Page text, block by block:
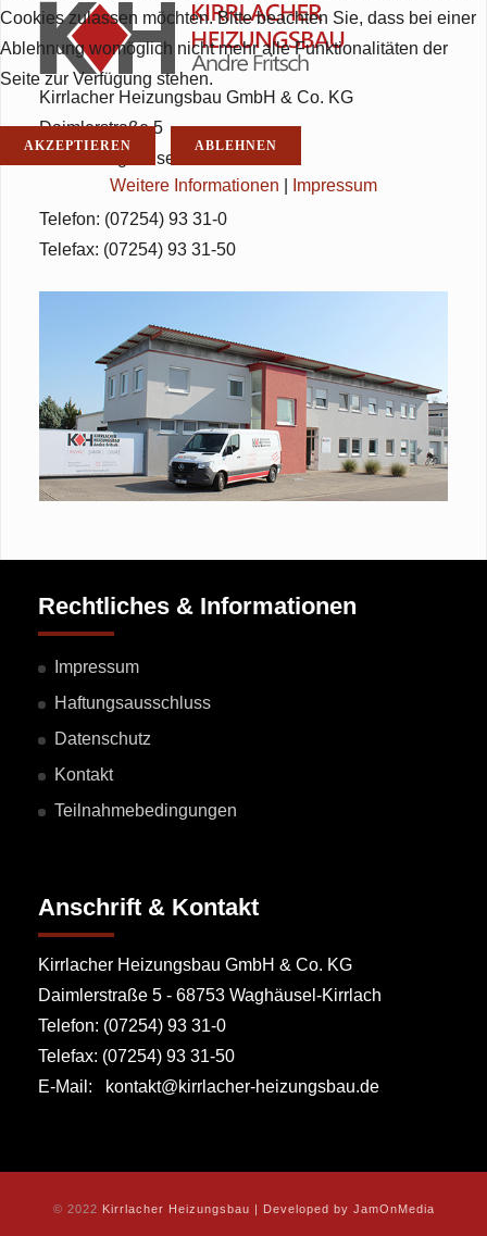
Kirrlacher Heizungsbau GmbH & Co. KG
Daimlerstraße 5
68753 Waghäusel-Kirrlach
Telefon: (07254) 93 31-0
Telefax: (07254) 93 31-50
Rechtliches & Informationen
Impressum
Haftungsausschluss
Datenschutz
Kontakt
Teilnahmebedingungen
Anschrift & Kontakt
Kirrlacher Heizungsbau GmbH & Co. KG
Daimlerstraße 5 - 68753 Waghäusel-Kirrlach
Telefon: (07254) 93 31-0
Telefax: (07254) 93 31-50
E-Mail: kontakt@kirrlacher-heizungsbau.de
© 2022 Kirrlacher Heizungsbau | Developed by JamOnMedia
Cookies zulassen möchten. Bitte beachten Sie, dass bei einer
Ablehnung womöglich nicht mehr alle Funktionalitäten der
Seite zur Verfügung stehen.
AKZEPTIEREN ABLEHNEN
Weitere Informationen Impressum